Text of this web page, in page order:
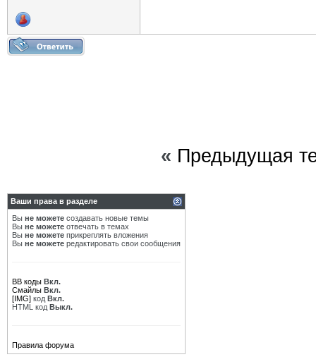
« Предыдущая
Ваши права в разделе
Вы не можете создавать новые темы
Вы не можете отвечать в темах
Вы не можете прикреплять вложения
Вы не можете редактировать свои сообщения
BB коды Вкл.
Смайлы Вкл.
[IMG] код Вкл.
HTML код Выкл.
Правила форума